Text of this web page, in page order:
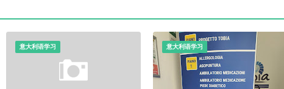
意大利语学习 意大利语学习